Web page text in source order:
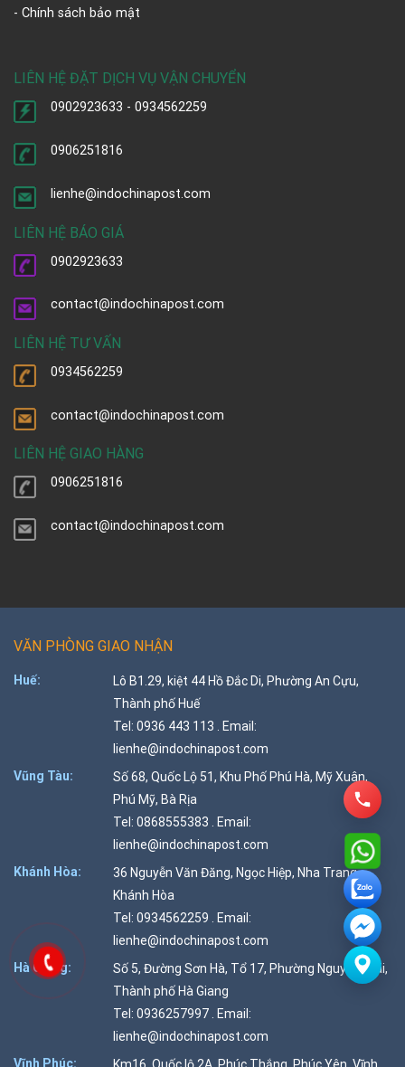
- Chính sách bảo mật
LIÊN HỆ ĐẶT DỊCH VỤ VẬN CHUYỂN
0902923633 - 0934562259
0906251816
lienhe@indochinapost.com
LIÊN HỆ BÁO GIÁ
0902923633
contact@indochinapost.com
LIÊN HỆ TƯ VẤN
0934562259
contact@indochinapost.com
LIÊN HỆ GIAO HÀNG
0906251816
contact@indochinapost.com
VĂN PHÒNG GIAO NHẬN
Huế:
Lô B1.29, kiệt 44 Hồ Đắc Di, Phường An Cựu,
Thành phố Huế
Tel: 0936 443 113 . Email:
lienhe@indochinapost.com
Vũng Tàu:
Số 68, Quốc Lộ 51, Khu Phố Phú Hà, Mỹ Xuân,
Phú Mỹ, Bà Rịa
Tel: 0868555383 . Email:
lienhe@indochinapost.com
Khánh Hòa:
36 Nguyễn Văn Đăng, Ngọc Hiệp, Nha Trang,
Khánh Hòa
Tel: 0934562259 . Email:
lienhe@indochinapost.com
Hà Giang:
Số 5, Đường Sơn Hà, Tổ 17, Phường Nguyễn Trãi,
Thành phố Hà Giang
Tel: 0936257997 . Email:
lienhe@indochinapost.com
Vĩnh Phúc: